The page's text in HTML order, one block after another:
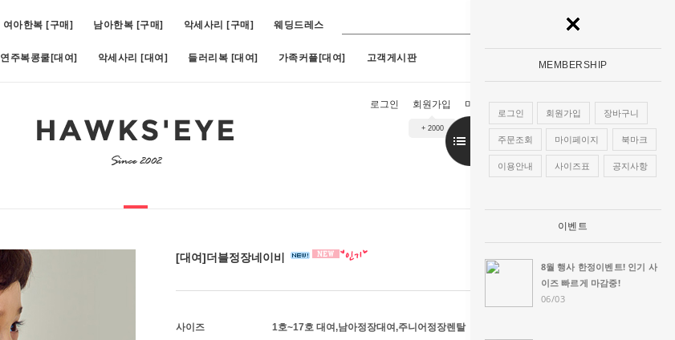
여아한복 [구매] 남아한복 [구매] 악세사리 [구매] 웨딩드레스
연주복콩쿨[대여] 악세사리 [대여] 들러리복 [대여] 가족커플[대여] 고객게시판
[대여]쥬비화이트(1호~11호) [대여]아스터슬림턱시도(1호~19호) [구매]아루네스진주 (1호~13호) [구매]아란한복드레스(핑크)(1호~13
로그인 회원가입
+ 2000
마이페이지 장바구니 주문조회
MEMBERSHIP
로그인 회원가입 장바구니
주문조회 마이페이지 북마크
이용안내 사이즈표 공지사항
이벤트
8월 행사 한정이벤트! 인기 사
이즈 빠르게 마감중!
06/03
[대여]더블정장네이비
사이즈 1호~17호 대여,남아정장대여,주니어정장렌탈